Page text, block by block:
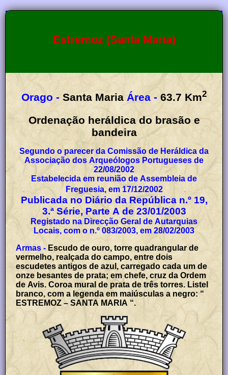
Estremoz (Santa Maria)
Orago - Santa Maria Área - 63.7 Km2
Ordenação heráldica do brasão e
bandeira
Segundo o parecer da Comissão de Heráldica da
Associação dos Arqueólogos Portugueses de
22/08/2002
Estabelecida em reunião de Assembleia de
Freguesia, em 17/12/2002
Publicada no Diário da República n.º 19,
3.ª Série, Parte A de 23/01/2003
Registado na Direcção Geral de Autarquias
Locais, com o n.º 083/2003, em 28/02/2003
Armas - Escudo de ouro, torre quadrangular de
vermelho, realçada do campo, entre dois
escudetes antigos de azul, carregado cada um de
onze besantes de prata; em chefe, cruz da Ordem
de Avis. Coroa mural de prata de três torres. Listel
branco, com a legenda em maiúsculas a negro: “
ESTREMOZ – SANTA MARIA “.